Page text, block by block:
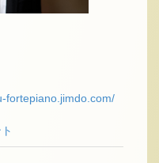
fortepiano.jimdo.com/